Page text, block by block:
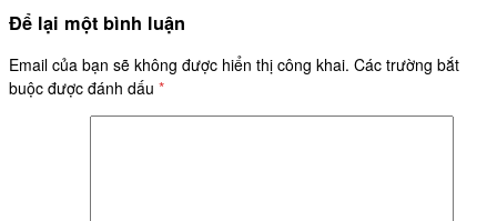
Để lại một bình luận
Email của bạn sẽ không được hiển thị công khai. Các trường bắt
buộc được đánh dấu *